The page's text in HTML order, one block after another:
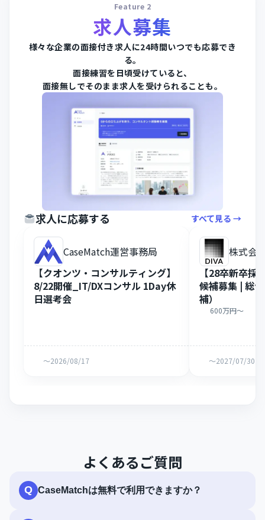
Feature 2
求人募集
様々な企業の面接付き求人に24時間いつでも応募でき
る。
面接練習を日頃受けていると、
面接無しでそのまま求人を受けられることも。
求人に応募する すべて見る →
CaseMatch運営事務局
【クオンツ・コンサルティング】
8/22開催_IT/DXコンサル 1Day休
日選考会
〜2026/08/17
株式会
【28卒新卒採
候補募集 | 総
補）
600万円〜
〜2027/07/30
よくあるご質問
Q CaseMatchは無料で利用できますか？